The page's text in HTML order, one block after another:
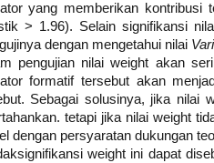
yang memberikan
> 1.96). Selain signifikansi
dengan mengetahui nilai
pengujian nilai weight akan
formatif tersebut akan
Sebagai solusinya, jika nilai
tetapi jika nilai weight
dengan persyaratan dukungan
weight ini dapat